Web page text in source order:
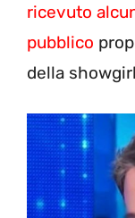
ricevuto
pubblico
della